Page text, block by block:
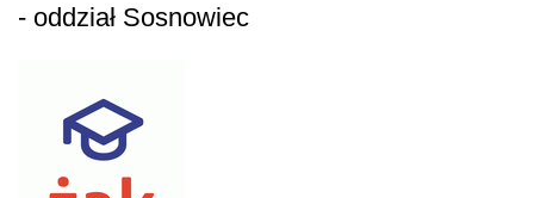
- oddział Sosnowiec